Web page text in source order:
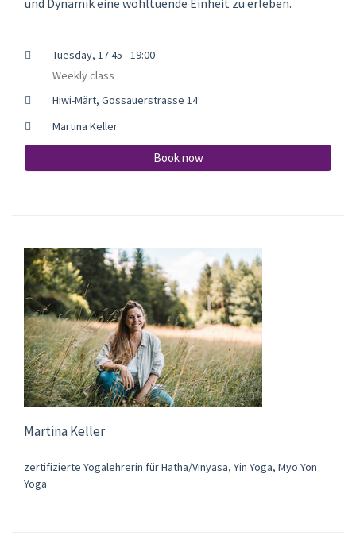
Tuesday, 17:45 - 19:00
Weekly class
Hiwi-Märt, Gossauerstrasse 14
Martina Keller
Book now
Martina Keller
zertifizierte Yogalehrerin für Hatha/Vinyasa, Yin Yoga, Myo Yon
Yoga